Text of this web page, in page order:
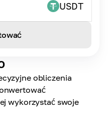
obliczenia
wykorzystać swoje
USDT